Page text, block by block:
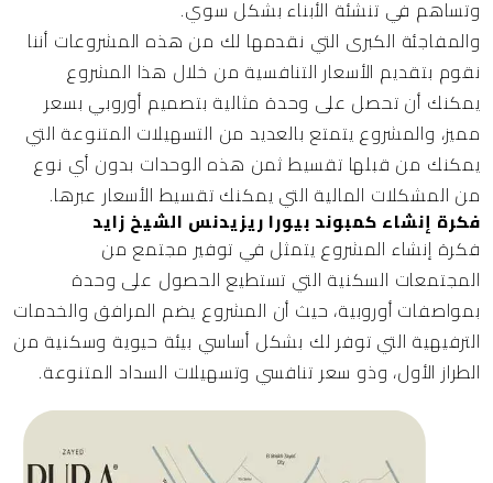
وتساهم في تنشئة الأبناء بشكل سوي.
والمفاجئة الكبرى التي نقدمها لك من هذه المشروعات أننا
نقوم بتقديم الأسعار التنافسية من خلال هذا المشروع
يمكنك أن تحصل على وحدة مثالية بتصميم أوروبي بسعر
مميز، والمشروع يتمتع بالعديد من التسهيلات المتنوعة التي
يمكنك من قبلها تقسيط ثمن هذه الوحدات بدون أي نوع
من المشكلات المالية التي يمكنك تقسيط الأسعار عبرها.
فكرة إنشاء كمبوند بيورا ريزيدنس الشيخ زايد
فكرة إنشاء المشروع يتمثل في توفير مجتمع من
المجتمعات السكنية التي تستطيع الحصول على وحدة
بمواصفات أوروبية، حيث أن المشروع يضم المرافق والخدمات
الترفيهية التي توفر لك بشكل أساسي بيئة حيوية وسكنية من
الطراز الأول، وذو سعر تنافسي وتسهيلات السداد المتنوعة.